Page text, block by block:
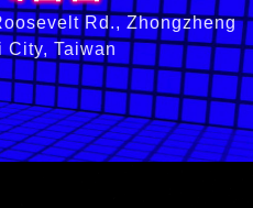
Rd., Zhongzheng
City, Taiwan